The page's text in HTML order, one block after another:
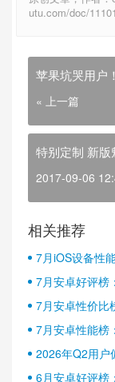
utu.com/doc/
苹果坑哭用户
« 上一篇
特别定制 新版
2017-09-06
相关推荐
7月iOS设备性
7月安卓好评榜
半壁江山
7月安卓性价比
7月安卓性能榜
2026年Q2用户
6月安卓好评榜